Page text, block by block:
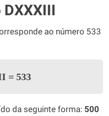
ao número 533
=533
da seguinte forma: 500